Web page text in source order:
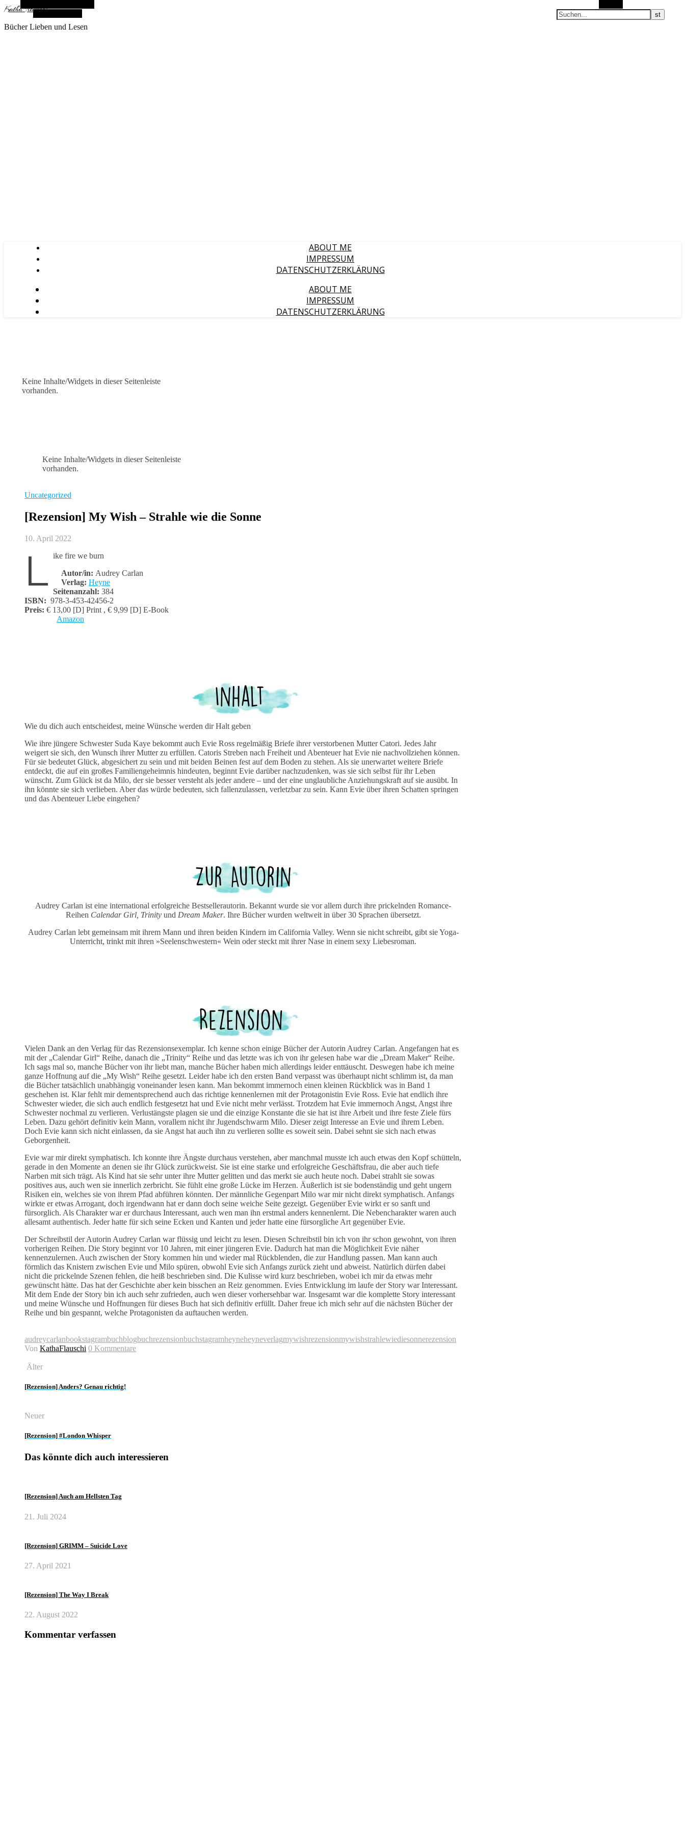
KathaFlauschi
Bücher Lieben und Lesen
Zufallsauswahl
ABOUT ME
IMPRESSUM
DATENSCHUTZERKLÄRUNG
ABOUT ME
IMPRESSUM
DATENSCHUTZERKLÄRUNG
Keine Inhalte/Widgets in dieser Seitenleiste
vorhanden.
Keine Inhalte/Widgets in dieser Seitenleiste
vorhanden.
Uncategorized
[Rezension] My Wish – Strahle wie die Sonne
10. April 2022
L ike fire we burn
Autor/in: Audrey Carlan
Verlag: Heyne
Seitenanzahl: 384
ISBN: ‎ 978-3-453-42456-2
Preis: € 13,00 [D] Print , € 9,99 [D] E-Book
Amazon
Wie du dich auch entscheidest, meine Wünsche werden dir Halt geben
Wie ihre jüngere Schwester Suda Kaye bekommt auch Evie Ross regelmäßig Briefe ihrer verstorbenen Mutter Catori. Jedes Jahr
weigert sie sich, den Wunsch ihrer Mutter zu erfüllen. Catoris Streben nach Freiheit und Abenteuer hat Evie nie nachvollziehen können.
Für sie bedeutet Glück, abgesichert zu sein und mit beiden Beinen fest auf dem Boden zu stehen. Als sie unerwartet weitere Briefe
entdeckt, die auf ein großes Familiengeheimnis hindeuten, beginnt Evie darüber nachzudenken, was sie sich selbst für ihr Leben
wünscht. Zum Glück ist da Milo, der sie besser versteht als jeder andere – und der eine unglaubliche Anziehungskraft auf sie ausübt. In
ihn könnte sie sich verlieben. Aber das würde bedeuten, sich fallenzulassen, verletzbar zu sein. Kann Evie über ihren Schatten springen
und das Abenteuer Liebe eingehen?
Audrey Carlan ist eine international erfolgreiche Bestsellerautorin. Bekannt wurde sie vor allem durch ihre prickelnden Romance-
Reihen Calendar Girl, Trinity und Dream Maker. Ihre Bücher wurden weltweit in über 30 Sprachen übersetzt.
Audrey Carlan lebt gemeinsam mit ihrem Mann und ihren beiden Kindern im California Valley. Wenn sie nicht schreibt, gibt sie Yoga-
Unterricht, trinkt mit ihren »Seelenschwestern« Wein oder steckt mit ihrer Nase in einem sexy Liebesroman.
Vielen Dank an den Verlag für das Rezensionsexemplar. Ich kenne schon einige Bücher der Autorin Audrey Carlan. Angefangen hat es
mit der „Calendar Girl“ Reihe, danach die „Trinity“ Reihe und das letzte was ich von ihr gelesen habe war die „Dream Maker“ Reihe.
Ich sags mal so, manche Bücher von ihr liebt man, manche Bücher haben mich allerdings leider enttäuscht. Deswegen habe ich meine
ganze Hoffnung auf die „My Wish“ Reihe gesetzt. Leider habe ich den ersten Band verpasst was überhaupt nicht schlimm ist, da man
die Bücher tatsächlich unabhängig voneinander lesen kann. Man bekommt immernoch einen kleinen Rückblick was in Band 1
geschehen ist. Klar fehlt mir dementsprechend auch das richtige kennenlernen mit der Protagonistin Evie Ross. Evie hat endlich ihre
Schwester wieder, die sich auch endlich festgesetzt hat und Evie nicht mehr verlässt. Trotzdem hat Evie immernoch Angst, Angst ihre
Schwester nochmal zu verlieren. Verlustängste plagen sie und die einzige Konstante die sie hat ist ihre Arbeit und ihre feste Ziele fürs
Leben. Dazu gehört definitiv kein Mann, vorallem nicht ihr Jugendschwarm Milo. Dieser zeigt Interesse an Evie und ihrem Leben.
Doch Evie kann sich nicht einlassen, da sie Angst hat auch ihn zu verlieren sollte es soweit sein. Dabei sehnt sie sich nach etwas
Geborgenheit.
Evie war mir direkt symphatisch. Ich konnte ihre Ängste durchaus verstehen, aber manchmal musste ich auch etwas den Kopf schütteln,
gerade in den Momente an denen sie ihr Glück zurückweist. Sie ist eine starke und erfolgreiche Geschäftsfrau, die aber auch tiefe
Narben mit sich trägt. Als Kind hat sie sehr unter ihre Mutter gelitten und das merkt sie auch heute noch. Dabei strahlt sie sowas
positives aus, auch wen sie innerlich zerbricht. Sie fühlt eine große Lücke im Herzen. Äußerlich ist sie bodenständig und geht ungern
Risiken ein, welches sie von ihrem Pfad abführen könnten. Der männliche Gegenpart Milo war mir nicht direkt symphatisch. Anfangs
wirkte er etwas Arrogant, doch irgendwann hat er dann doch seine weiche Seite gezeigt. Gegenüber Evie wirkt er so sanft und
fürsorglich. Als Charakter war er durchaus Interessant, auch wen man ihn erstmal anders kennenlernt. Die Nebencharakter waren auch
allesamt authentisch. Jeder hatte für sich seine Ecken und Kanten und jeder hatte eine fürsorgliche Art gegenüber Evie.
Der Schreibstil der Autorin Audrey Carlan war flüssig und leicht zu lesen. Diesen Schreibstil bin ich von ihr schon gewohnt, von ihren
vorherigen Reihen. Die Story beginnt vor 10 Jahren, mit einer jüngeren Evie. Dadurch hat man die Möglichkeit Evie näher
kennenzulernen. Auch zwischen der Story kommen hin und wieder mal Rückblenden, die zur Handlung passen. Man kann auch
förmlich das Knistern zwischen Evie und Milo spüren, obwohl Evie sich Anfangs zurück zieht und abweist. Natürlich dürfen dabei
nicht die prickelnde Szenen fehlen, die heiß beschrieben sind. Die Kulisse wird kurz beschrieben, wobei ich mir da etwas mehr
gewünscht hätte. Das hat der Geschichte aber kein bisschen an Reiz genommen. Evies Entwicklung im laufe der Story war Interessant.
Mit dem Ende der Story bin ich auch sehr zufrieden, auch wen dieser vorhersehbar war. Insgesamt war die komplette Story interessant
und meine Wünsche und Hoffnungen für dieses Buch hat sich definitiv erfüllt. Daher freue ich mich sehr auf die nächsten Bücher der
Reihe und bin gespannt, welche Protagonisten da auftauchen werden.
audreycarlanbookstagrambuchblogbuchrezensionbuchstagramheyneheyneverlagmywishrezensionmywishstrahlewiediesonnerezension
Von KathaFlauschi 0 Kommentare
Älter
[Rezension] Anders? Genau richtig!
Neuer
[Rezension] #London Whisper
Das könnte dich auch interessieren
[Rezension] Auch am Hellsten Tag
21. Juli 2024
[Rezension] GRIMM – Suicide Love
27. April 2021
[Rezension] The Way I Break
22. August 2022
Kommentar verfassen